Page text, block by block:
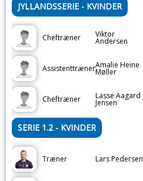
JYLLANDSSERIE - KVINDER
Cheftræner Viktor
Andersen
AssistenttrænerAmalie Heine
Møller
Cheftræner Lasse Aagard
Jensen
SERIE 1.2 - KVINDER
Træner Lars Pedersen